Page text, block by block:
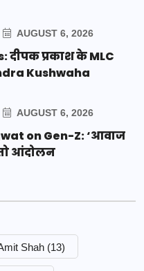
AUGUST 6, 2026
दीपक प्रकाश के MLC
Kushwaha
AUGUST 6, 2026
on Gen-Z: ‘आवाज
आंदोलन
Shah (13)